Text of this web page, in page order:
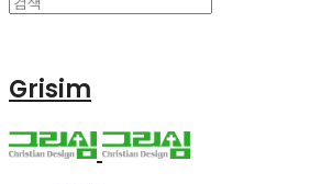
Grisim